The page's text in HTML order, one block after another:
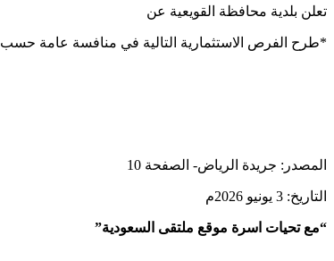
تعلن بلدية محافظة القويعية عن
*طرح الفرص الاستثمارية التالية في منافسة عامة حسب
المصدر: جريدة الرياض- الصفحة 10
التاريخ: 3 يونيو 2026م
“مع تحيات اسرة موقع ملتقى السعودية”